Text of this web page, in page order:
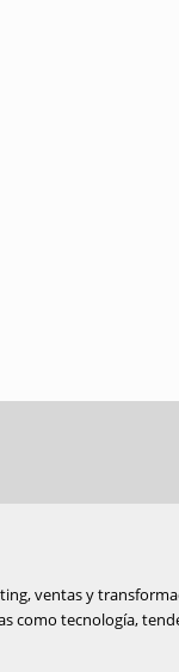
ventas y
como tecnología,